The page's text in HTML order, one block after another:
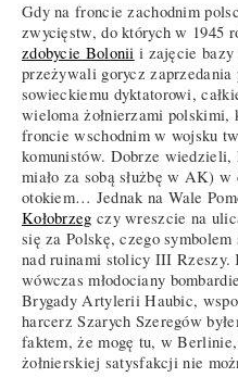
Gdy na froncie zachodnim
zwycięstw, do których w 1945
zdobycie Bolonii i zajęcie
przeżywali gorycz
sowieckiemu dyktatorowi,
wieloma żołnierzami polskimi,
froncie wschodnim w wojsku
komunistów. Dobrze
miało za sobą służbę w AK)
otokiem… Jednak na Wale
Kołobrzeg czy wreszcie na
się za Polskę, czego
nad ruinami stolicy III Rzeszy.
wówczas młodociany
Brygady Artylerii Haubic,
harcerz Szarych Szeregów
faktem, że mogę tu, w
żołnierskiej satysfakcji nie